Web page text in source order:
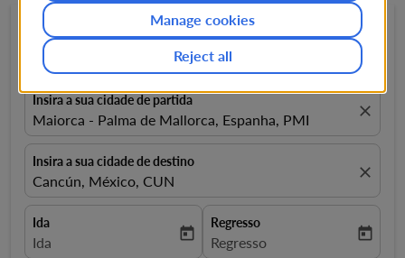
Ida e volta 1 Passageiro expand_more
Insira a sua cidade de partida
Maiorca - Palma de Mallorca, Espanha, PMI close
Insira a sua cidade de destino
Cancún, México, CUN close
Ida
fc-booking-departure-date-aria-label
Ida today
Regresso
fc-booking-return-date-aria-
Regresso today
Reject all
Manage cookies